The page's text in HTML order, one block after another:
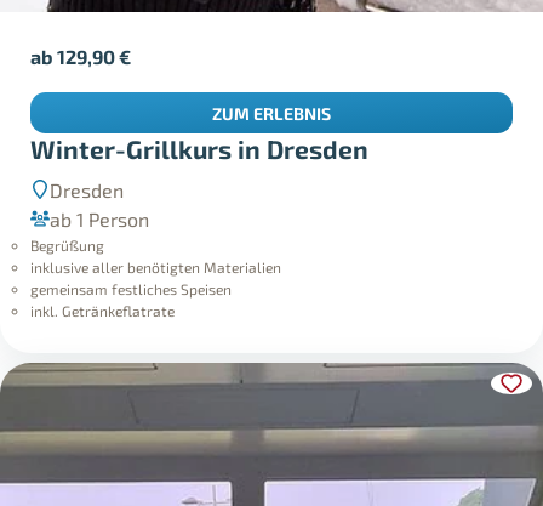
Winter-Grillkurs in Dresden
Dresden
ab 1 Person
Begrüßung
inklusive aller benötigten Materialien
gemeinsam festliches Speisen
inkl. Getränkeflatrate
ab129,90€
ZUM ERLEBNIS